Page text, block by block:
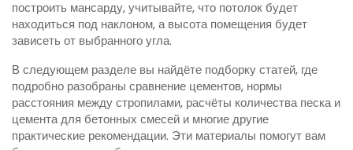
построить мансарду, учитывайте, что потолок будет
находиться под наклоном, а высота помещения будет
зависеть от выбранного угла.
В следующем разделе вы найдёте подборку статей, где
подробно разобраны сравнение цементов, нормы
расстояния между стропилами, расчёты количества песка и
цемента для бетонных смесей и многие другие
практические рекомендации. Эти материалы помогут вам